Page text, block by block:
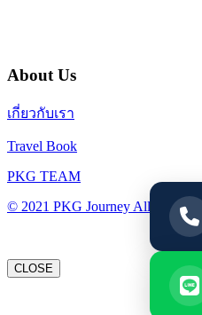
About Us
เกี่ยวกับเรา
Travel Book
PKG TEAM
© 2021 PKG Journey All Rights
CLOSE